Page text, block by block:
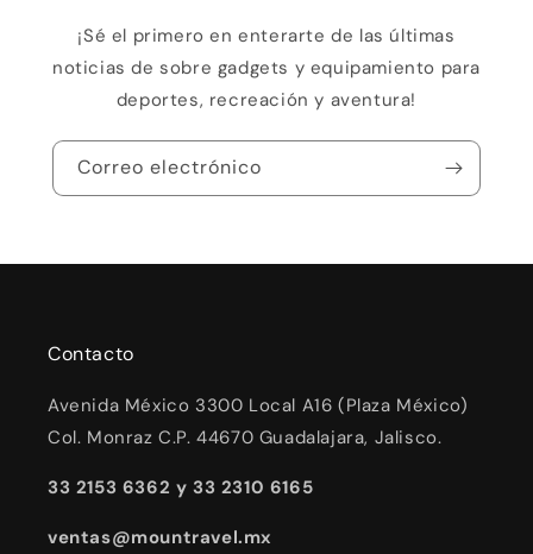
¡Sé el primero en enterarte de las últimas
noticias de sobre gadgets y equipamiento para
deportes, recreación y aventura!
Correo electrónico
Contacto
Avenida México 3300 Local A16 (Plaza México)
Col. Monraz C.P. 44670 Guadalajara, Jalisco.
33 2153 6362 y 33 2310 6165
ventas@mountravel.mx